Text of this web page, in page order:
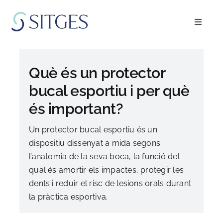
content
Toggle
Especialitats
L’equip
Blog
FAQ’s
Què és un protector
bucal esportiu i per què
és important?
Un protector bucal esportiu és un
dispositiu dissenyat a mida segons
l’anatomia de la seva boca, la funció del
qual és amortir els impactes, protegir les
dents i reduir el risc de lesions orals durant
la pràctica esportiva.